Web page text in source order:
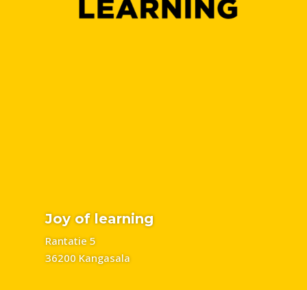
Joy of learning
Rantatie 5
36200 Kangasala